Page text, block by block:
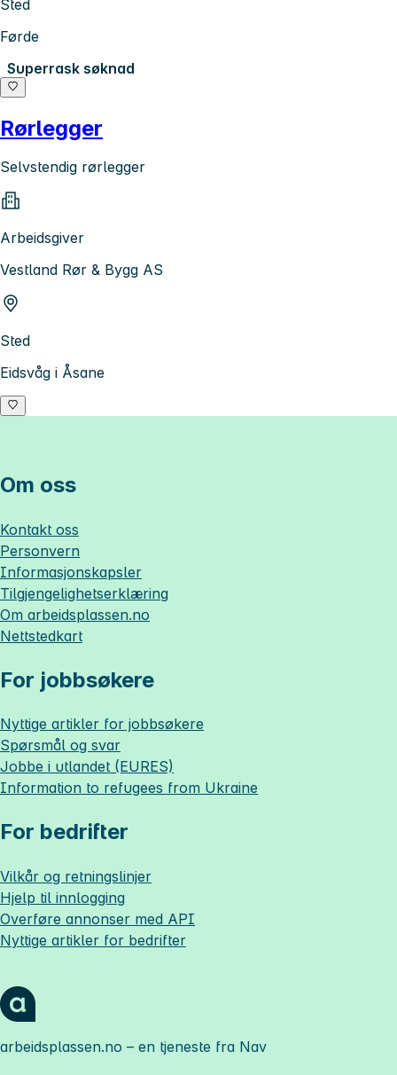
Sted
Førde
Superrask søknad
Rørlegger
Selvstendig rørlegger
Arbeidsgiver
Vestland Rør & Bygg AS
Sted
Eidsvåg i Åsane
Om oss
Kontakt oss
Personvern
Informasjonskapsler
Tilgjengelighetserklæring
Om arbeidsplassen.no
Nettstedkart
For jobbsøkere
Nyttige artikler for jobbsøkere
Spørsmål og svar
Jobbe i utlandet (EURES)
Information to refugees from Ukraine
For bedrifter
Vilkår og retningslinjer
Hjelp til innlogging
Overføre annonser med API
Nyttige artikler for bedrifter
arbeidsplassen.no – en tjeneste fra Nav